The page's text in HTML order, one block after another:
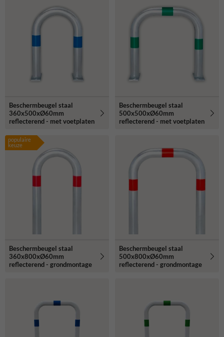
Beschermbeugel staal
360x500xØ60mm
reflecterend - met voetplaten
Beschermbeugel staal
500x500xØ60mm
reflecterend - met voetplaten
populaire
keuze
Beschermbeugel staal
360x800xØ60mm
reflecterend - grondmontage
Beschermbeugel staal
500x800xØ60mm
reflecterend - grondmontage